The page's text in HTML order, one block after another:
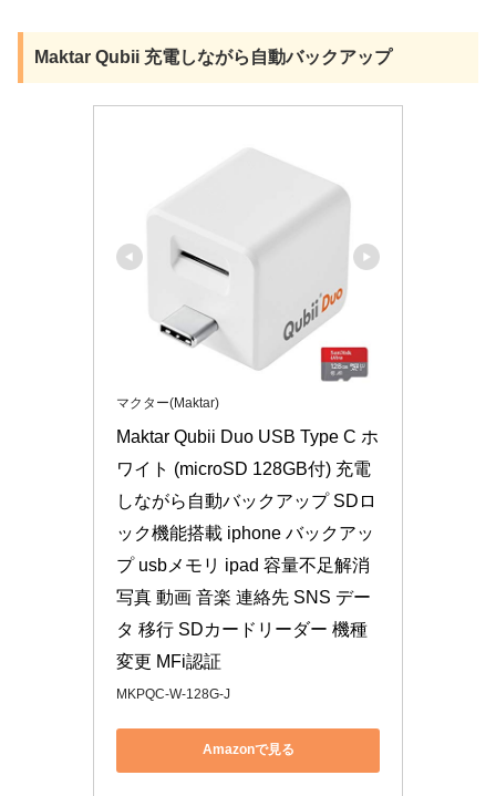
Maktar Qubii 充電しながら自動バックアップ
マクター(Maktar)
Maktar Qubii Duo USB Type C ホ
ワイト (microSD 128GB付) 充電
しながら自動バックアップ SDロ
ック機能搭載 iphone バックアッ
プ usbメモリ ipad 容量不足解消
写真 動画 音楽 連絡先 SNS デー
タ 移行 SDカードリーダー 機種
変更 MFi認証
MKPQC-W-128G-J
Amazonで見る